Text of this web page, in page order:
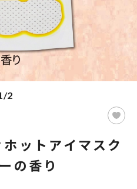
2
ットアイマスク
の香り